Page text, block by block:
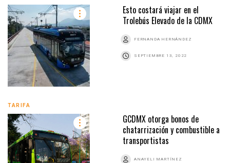
Esto costará viajar en el
Trolebús Elevado de la CDMX
FERNANDA HERNÁNDEZ
SEPTIEMBRE 13, 2022
TARIFA
GCDMX otorga bonos de
chatarrización y combustible a
transportistas
ANAYELI MARTÍNEZ